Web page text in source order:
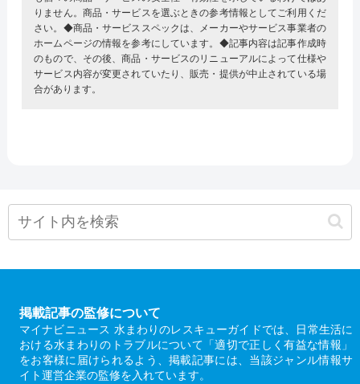
りません。商品・サービスを選ぶときの参考情報としてご利用くだ
さい。◆商品・サービススペックは、メーカーやサービス事業者の
ホームページの情報を参考にしています。◆記事内容は記事作成時
のもので、その後、商品・サービスのリニューアルによって仕様や
サービス内容が変更されていたり、販売・提供が中止されている場
合があります。
掲載記事の監修について
マイナビニュース 水まわりのレスキューガイドでは、日常生活に
おける水まわりのトラブルについて「適切で正しく有益な情報」
をお客様に届けられるよう、掲載記事には、当該ジャンル情報サ
イト運営企業の監修を入れています。